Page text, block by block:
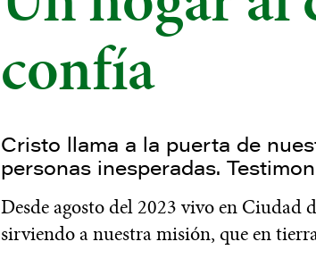
confía
Cristo llama a la puerta de
personas inesperadas.
Desde agosto del 2023 vivo en
sirviendo a nuestra misión, que en